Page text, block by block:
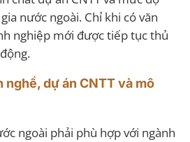
nước ngoài. Chỉ khi có văn
nghiệp mới được tiếp tục thủ
dự án CNTT và mô
ngoài phải phù hợp với ngành